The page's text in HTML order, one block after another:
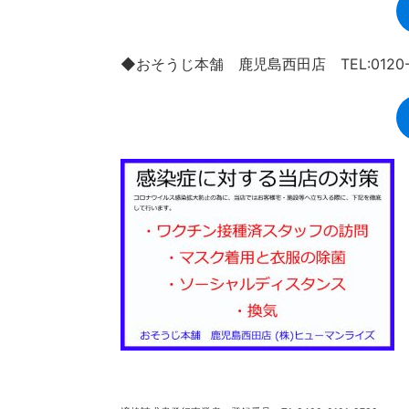
◆おそうじ本舗 鹿児島西田店